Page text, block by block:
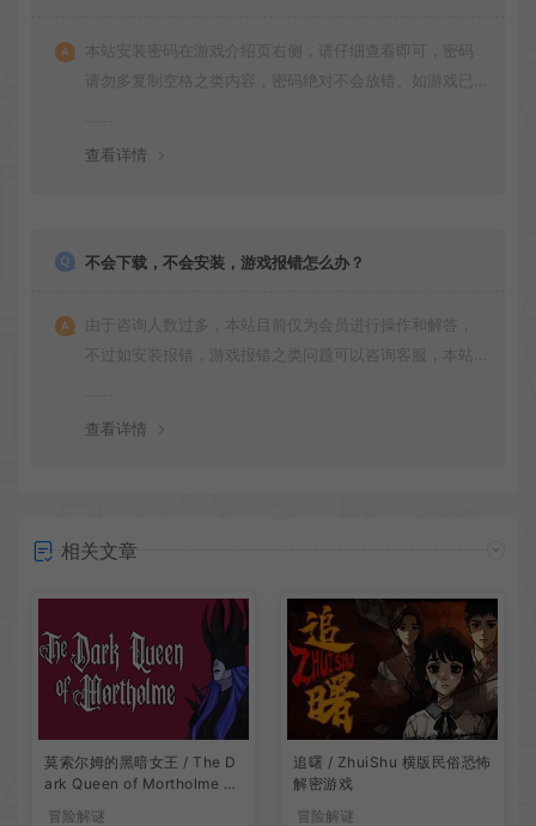
本站安装密码在游戏介绍页右侧，请仔细查看即可，密码
请勿多复制空格之类内容，密码绝对不会放错。如游戏已
查看详情
不会下载，不会安装，游戏报错怎么办？
由于咨询人数过多，本站目前仅为会员进行操作和解答，
不过如安装报错，游戏报错之类问题可以咨询客服，本站
查看详情
相关文章
莫索尔姆的黑暗女王 / The D
ark Queen of Mortholme 多
冒险解谜
追曙 / ZhuiShu 横版民俗恐怖
解密游戏
冒险解谜